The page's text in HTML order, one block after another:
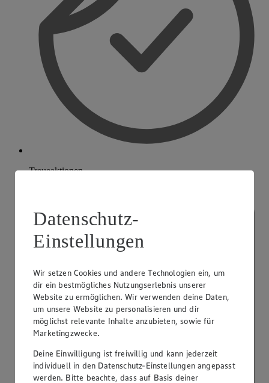
Treueaktionen
Datenschutz-
Einstellungen
Wir setzen Cookies und andere Technologien ein, um
dir ein bestmögliches Nutzungserlebnis unserer
Website zu ermöglichen. Wir verwenden deine Daten,
um unsere Website zu personalisieren und dir
möglichst relevante Inhalte anzubieten, sowie für
Marketingzwecke.
Deine Einwilligung ist freiwillig und kann jederzeit
individuell in den Datenschutz-Einstellungen angepasst
werden. Bitte beachte, dass auf Basis deiner